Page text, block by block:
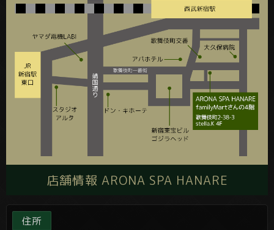
店舗情報 ARONA SPA HANARE
住所